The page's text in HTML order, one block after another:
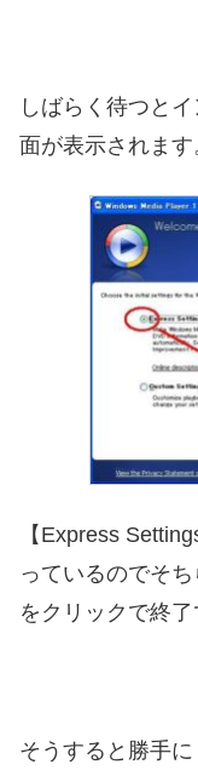
しばらく待つと
面が表示されます
【Express
っているのでそ
をクリックで終了
そうすると勝手に